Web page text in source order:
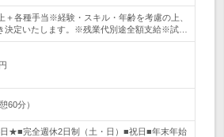
＋各種手当※経験・スキル・年齢を考慮の上、
決定いたします。※残業代別途全額支給※試…
60分）
★■完全週休2日制（土・日）■祝日■年末年始